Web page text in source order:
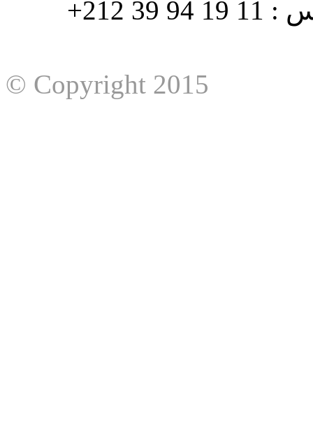
هاتف : 90/88 32 94 39 212+ فاكس : 11 19 94 39 212+
© Copyright 2015